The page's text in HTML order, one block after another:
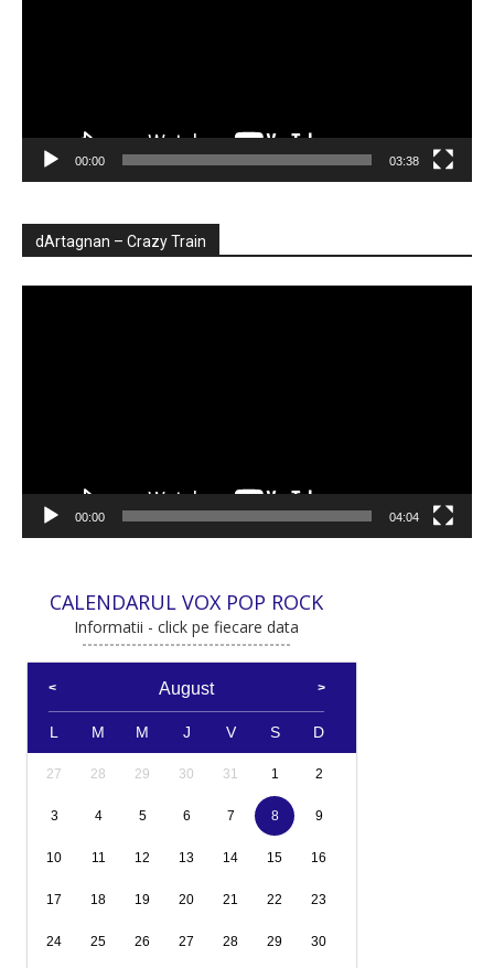
00:00 03:38
dArtagnan – Crazy Train
00:00 04:04
CALENDARUL VOX POP ROCK
Informatii - click pe fiecare data
August
L M M J V S D
27 28 29 30 31 1 2
3 4 5 6 7 8 9
10 11 12 13 14 15 16
17 18 19 20 21 22 23
24 25 26 27 28 29 30